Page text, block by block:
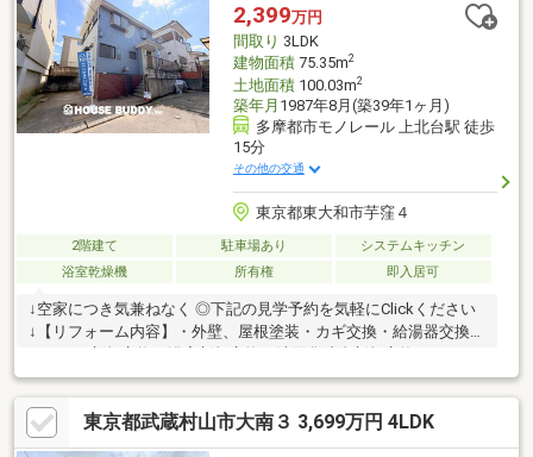
2,399万円
間取り 3LDK
建物面積75.35m2
土地面積100.03m2
築年月 1987年8月(築39年1ヶ月)
多摩都市モノレール 上北台駅 徒歩
15分
その他の交通
東京都東大和市芋窪４
2階建て 駐車場あり
システムキッチン
浴室乾燥機
所有権 即入居可
↓空家につき気兼ねなく ◎下記の見学予約を気軽にClickください
↓【リフォーム内容】・外壁、屋根塗装・カギ交換・給湯器交換・
新規交換・床重ね張り・CF張替(トイレ・洗面)・照明交換・イン
ターホン交換【ＬＯＣＡＴＩＯＮ】・ベルク・・・約1100ｍ（徒
歩約14分）・れんげ保育園・・・徒歩約7分・東大和芋窪緑
地・・・徒歩約8分・村山中央病院・・・徒歩約14分【ＡＣＣＥ
東京都武蔵村山市大南３ 3,699万円 4LDK